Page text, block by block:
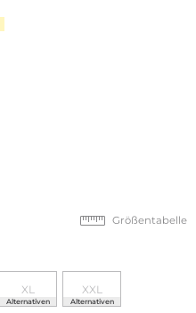
Größentabelle
XL
Alternativen
XXL
Alternativen